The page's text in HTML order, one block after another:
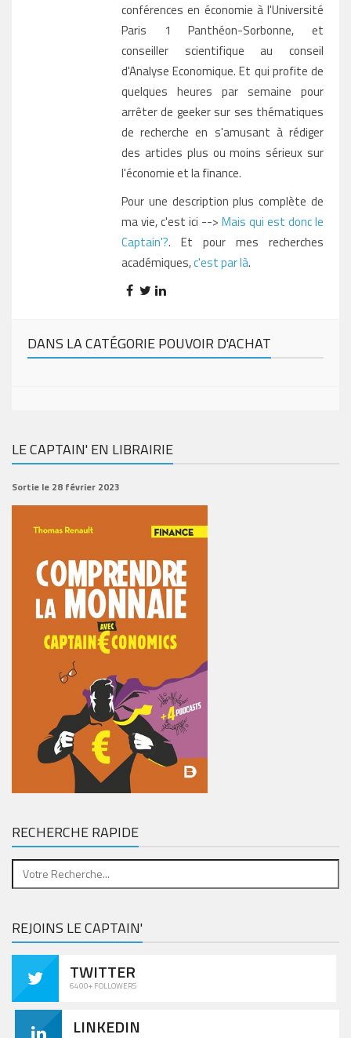
conférences en économie à l'Université
Paris 1 Panthéon-Sorbonne, et
conseiller scientifique au conseil
d'Analyse Economique. Et qui profite de
quelques heures par semaine pour
arrêter de geeker sur ses thématiques
de recherche en s'amusant à rédiger
des articles plus ou moins sérieux sur
l'économie et la finance.
Pour une description plus complète de
ma vie, c'est ici --> Mais qui est donc le
Captain'?. Et pour mes recherches
académiques,c'est par là.
DANS LA CATÉGORIE POUVOIR D'ACHAT
LE CAPTAIN' EN LIBRAIRIE
Sortie le 28 février 2023
RECHERCHE RAPIDE
REJOINS LE CAPTAIN'
TWITTER
6400+ FOLLOWERS
LINKEDIN